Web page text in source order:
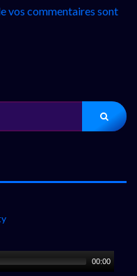
vos commentaires sont
00:00